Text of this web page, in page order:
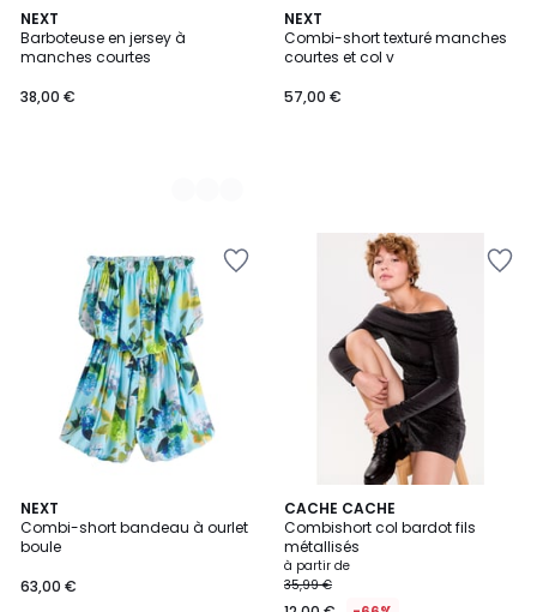
NEXT
Barboteuse en jersey à
manches courtes
38,00 €
2
Couleurs
NEXT
Combi-short texturé manches
courtes et col v
57,00 €
NEXT
Combi-short bandeau à ourlet
boule
63,00 €
CACHE CACHE
Combishort col bardot fils
métallisés
à partir de
35,99 €
2
Couleurs